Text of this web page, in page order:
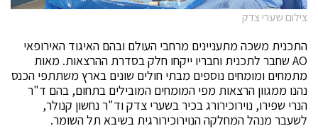
צילום שערי צדק
התכנית משכה מתעניינים מרחבי העולם ובהם האיגוד האירופאי
AO שחבר לתכנית וחבריו ייקחו חלק בסדרת ההרצאות. מאות
מתמחים ומומחים נוספים מבתי חולים שונים בארץ משתתפי הכנס
נהנו ממגוון הרצאות מפי המומחים המובילים בתחום, בהם ד"ר
הנרי שפירו, נוירוכירורג בכיר בשערי צדק וד"ר נחשון קנולר,
לשעבר מנהל המחלקה הנוירוכירורגית בשיבא תל השומר.